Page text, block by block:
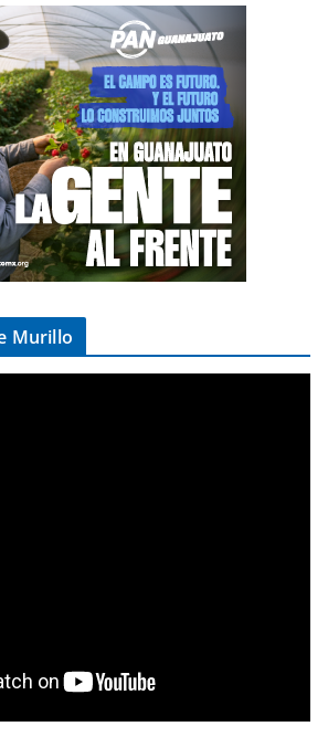
Murillo